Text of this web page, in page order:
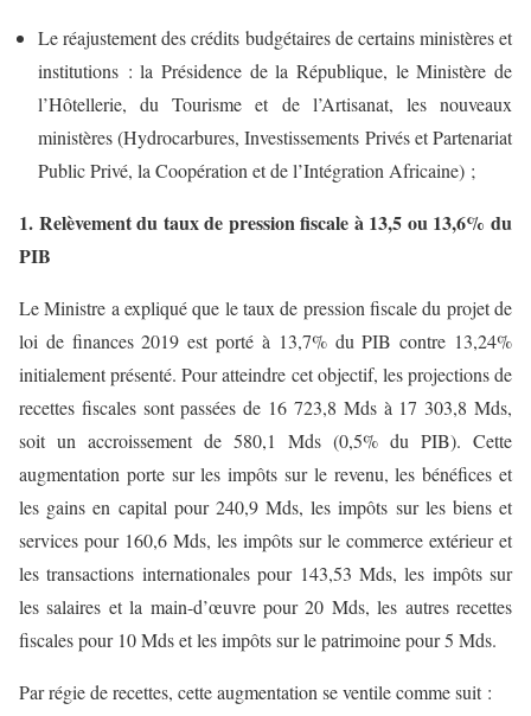
Le réajustement des crédits budgétaires de certains ministères et
institutions : la Présidence de la République, le Ministère de
l’Hôtellerie, du Tourisme et de l’Artisanat, les nouveaux
ministères (Hydrocarbures, Investissements Privés et Partenariat
Public Privé, la Coopération et de l’Intégration Africaine) ;
1. Relèvement du taux de pression fiscale à 13,5 ou 13,6% du
PIB
Le Ministre a expliqué que le taux de pression fiscale du projet de
loi de finances 2019 est porté à 13,7% du PIB contre 13,24%
initialement présenté. Pour atteindre cet objectif, les projections de
recettes fiscales sont passées de 16 723,8 Mds à 17 303,8 Mds,
soit un accroissement de 580,1 Mds (0,5% du PIB). Cette
augmentation porte sur les impôts sur le revenu, les bénéfices et
les gains en capital pour 240,9 Mds, les impôts sur les biens et
services pour 160,6 Mds, les impôts sur le commerce extérieur et
les transactions internationales pour 143,53 Mds, les impôts sur
les salaires et la main-d’œuvre pour 20 Mds, les autres recettes
fiscales pour 10 Mds et les impôts sur le patrimoine pour 5 Mds.
Par régie de recettes, cette augmentation se ventile comme suit :